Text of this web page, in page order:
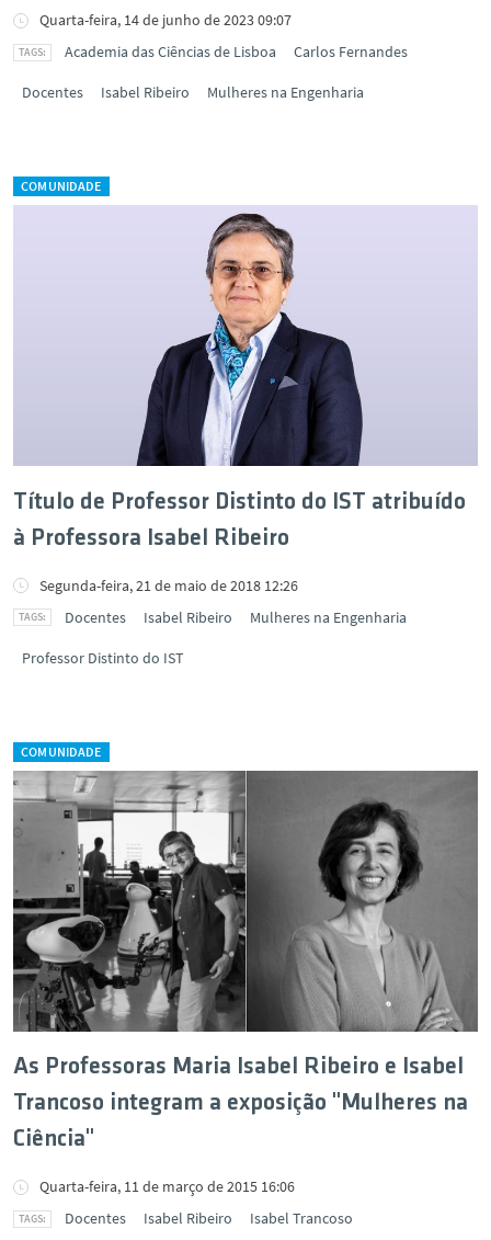
Quarta-feira, 14 de junho de 2023 09:07
Academia das Ciências de Lisboa
Carlos Fernandes
Docentes Isabel Ribeiro Mulheres na Engenharia
COMUNIDADE
Título de Professor Distinto do IST atribuído
à Professora Isabel Ribeiro
Segunda-feira, 21 de maio de 2018 12:26
Docentes
Isabel Ribeiro Mulheres na Engenharia
Professor Distinto do IST
COMUNIDADE
As Professoras Maria Isabel Ribeiro e Isabel
Trancoso integram a exposição "Mulheres na
Ciência"
Quarta-feira, 11 de março de 2015 16:06
Docentes
Isabel Ribeiro Isabel Trancoso